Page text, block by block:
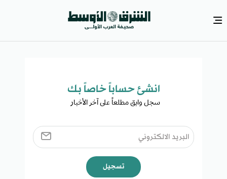
انشئ حساباً خاصاً بك​
سجل وابق مطلعاً على آخر الأخبار ​
تسجيل